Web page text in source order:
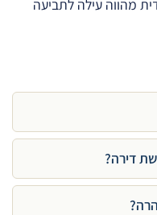
מהווה עילה לתביעה
דירה?